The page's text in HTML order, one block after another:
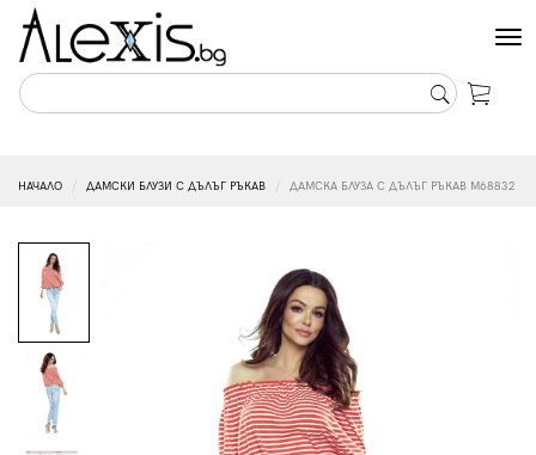
НАЧАЛО ДАМСКИ БЛУЗИ С ДЪЛЪГ РЪКАВ ДАМСКА БЛУЗА С ДЪЛЪГ РЪКАВ M68832